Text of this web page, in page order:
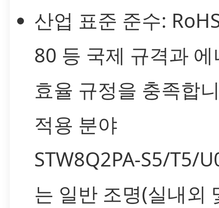
산업 표준 준수:
80 등 국제 규격과
효율 규정을 충족합
적용 분야
STW8Q2PA-S5/T5/
는 일반 조명(실내외